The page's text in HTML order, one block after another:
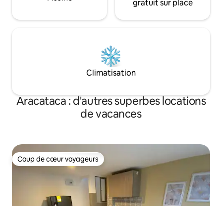
gratuit sur place
Climatisation
Aracataca : d'autres superbes locations
de vacances
Coup de cœur voyageurs
Coup de cœur voyageurs